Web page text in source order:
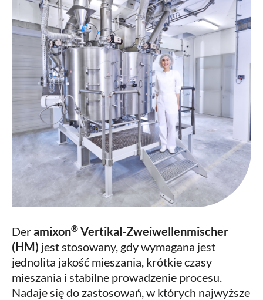
Deramixon® Vertikal-Zweiwellenmischer
(HM) jest stosowany, gdy wymagana jest
jednolita jakość mieszania, krótkie czasy
mieszania i stabilne prowadzenie procesu.
Nadaje się do zastosowań, w których najwyższe